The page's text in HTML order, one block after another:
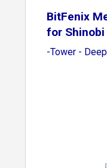
BitFenix
for Shinobi
-Tower -